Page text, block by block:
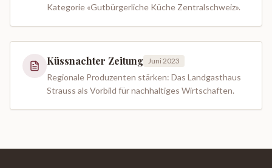
Kategorie «Gutbürgerliche Küche Zentralschweiz».
Küssnachter Zeitung Juni 2023
Regionale Produzenten stärken: Das Landgasthaus
Strauss als Vorbild für nachhaltiges Wirtschaften.